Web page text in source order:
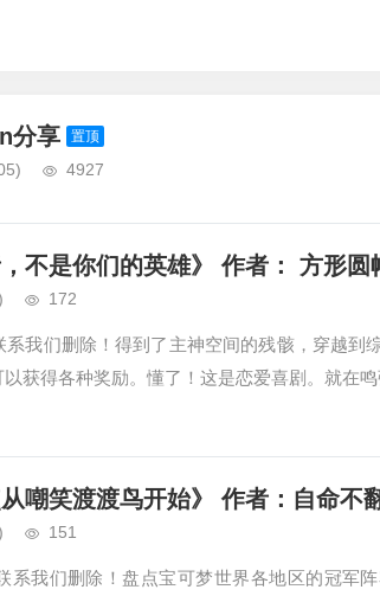
分享 置顶
4927
不是你们的英雄》 作者： 方形
172
我们删除！得到了主神空间的残骸，穿越到
获得各种奖励。懂了！这是恋爱喜剧。就在
嘲笑渡渡鸟开始》 作者：自命不
151
系我们删除！盘点宝可梦世界各地区的冠